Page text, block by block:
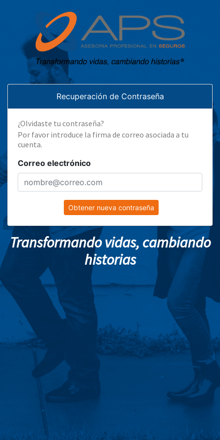
Recuperación de Contraseña
¿Olvidaste tu contraseña?
Por favor introduce la firma de correo asociada a tu
cuenta.
Correo electrónico
Obtener nueva contraseña
Transformando vidas, cambiando
historias